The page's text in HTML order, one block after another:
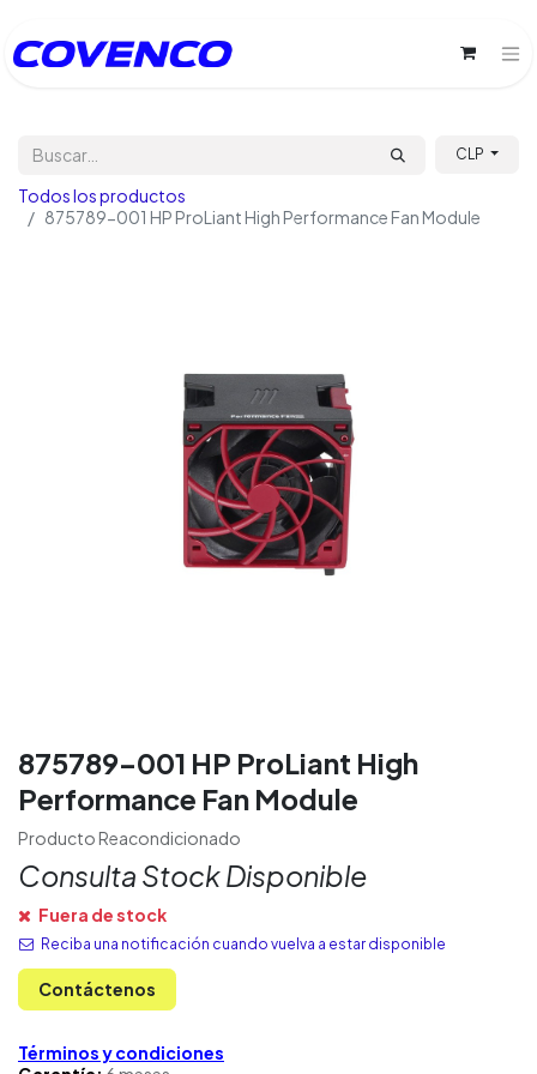
CLP
Todos los productos
875789-001 HP ProLiant High Performance Fan Module
875789-001 HP ProLiant High
Performance Fan Module
Producto Reacondicionado
Consulta Stock Disponible
Fuera de stock
Reciba una notificación cuando vuelva a estar disponible
Contáctenos
Términos y condiciones